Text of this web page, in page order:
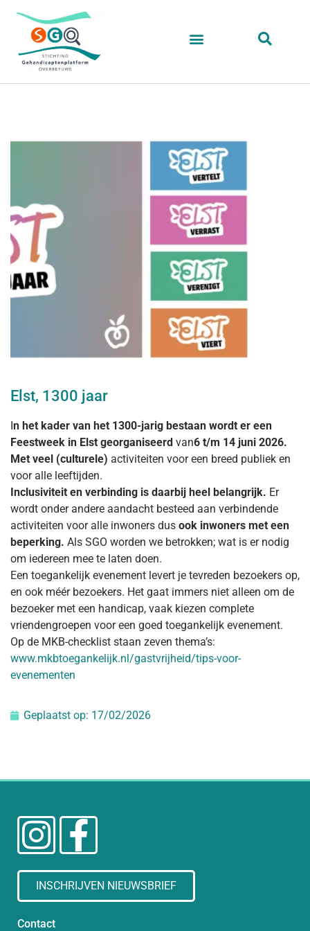
Elst, 1300 jaar
In het kader van het 1300-jarig bestaan wordt er een
Feestweek in Elst georganiseerd van6 t/m 14 juni 2026.
Met veel (culturele) activiteiten voor een breed publiek en
voor alle leeftijden.
Inclusiviteit en verbinding is daarbij heel belangrijk. Er
wordt onder andere aandacht besteed aan verbindende
activiteiten voor alle inwoners dus ook inwoners met een
beperking. Als SGO worden we betrokken; wat is er nodig
om iedereen mee te laten doen.
Een toegankelijk evenement levert je tevreden bezoekers op,
en ook méér bezoekers. Het gaat immers niet alleen om de
bezoeker met een handicap, vaak kiezen complete
vriendengroepen voor een goed toegankelijk evenement.
Op de MKB-checklist staan zeven thema’s:
www.mkbtoegankelijk.nl/gastvrijheid/tips-voor-
evenementen
Geplaatst op: 17/02/2026
INSCHRIJVEN NIEUWSBRIEF
Contact